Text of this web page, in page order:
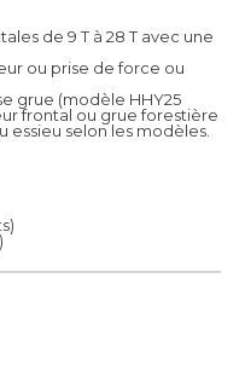
de 9 T à 28 T avec une
ou prise de force ou
grue (modèle HHY25
frontal ou grue forestière
essieu selon les modèles.